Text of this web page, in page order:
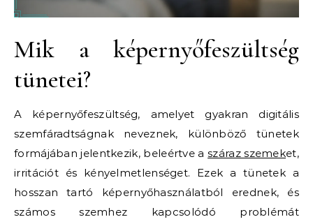
Mik a képernyőfeszültség
tünetei?
A képernyőfeszültség, amelyet gyakran digitális
szemfáradtságnak neveznek, különböző tünetek
formájában jelentkezik, beleértve aszáraz szemeket,
irritációt és kényelmetlenséget. Ezek a tünetek a
hosszan tartó képernyőhasználatból erednek, és
számos szemhez kapcsolódó problémát